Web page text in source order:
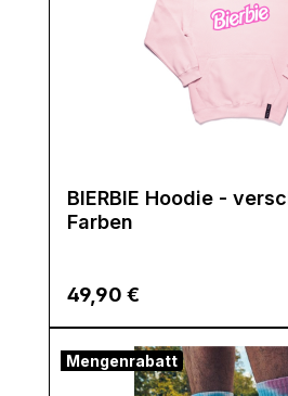
BIERBIE Hoodie -
Farben
Regulärer Preis:
49,90 €
Mengenrabatt